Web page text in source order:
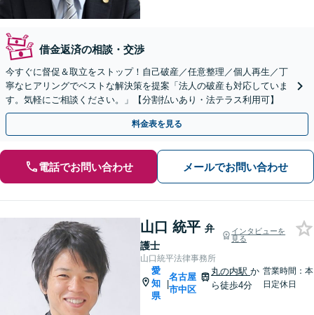
借金返済の相談・交渉
今すぐに督促＆取立をストップ！自己破産／任意整理／個人再生／丁
寧なヒアリングでベストな解決策を提案「法人の破産も対応していま
す。気軽にご相談ください。」【分割払いあり・法テラス利用可】
料金表を見る
電話でお問い合わせ メールでお問い合わせ
山口 統平 弁
護士
インタビューを
見る
山口統平法律事務所
愛
知
県
|
名古屋
市中区
丸の内駅か
ら徒歩4分
営業時間：本
日定休日